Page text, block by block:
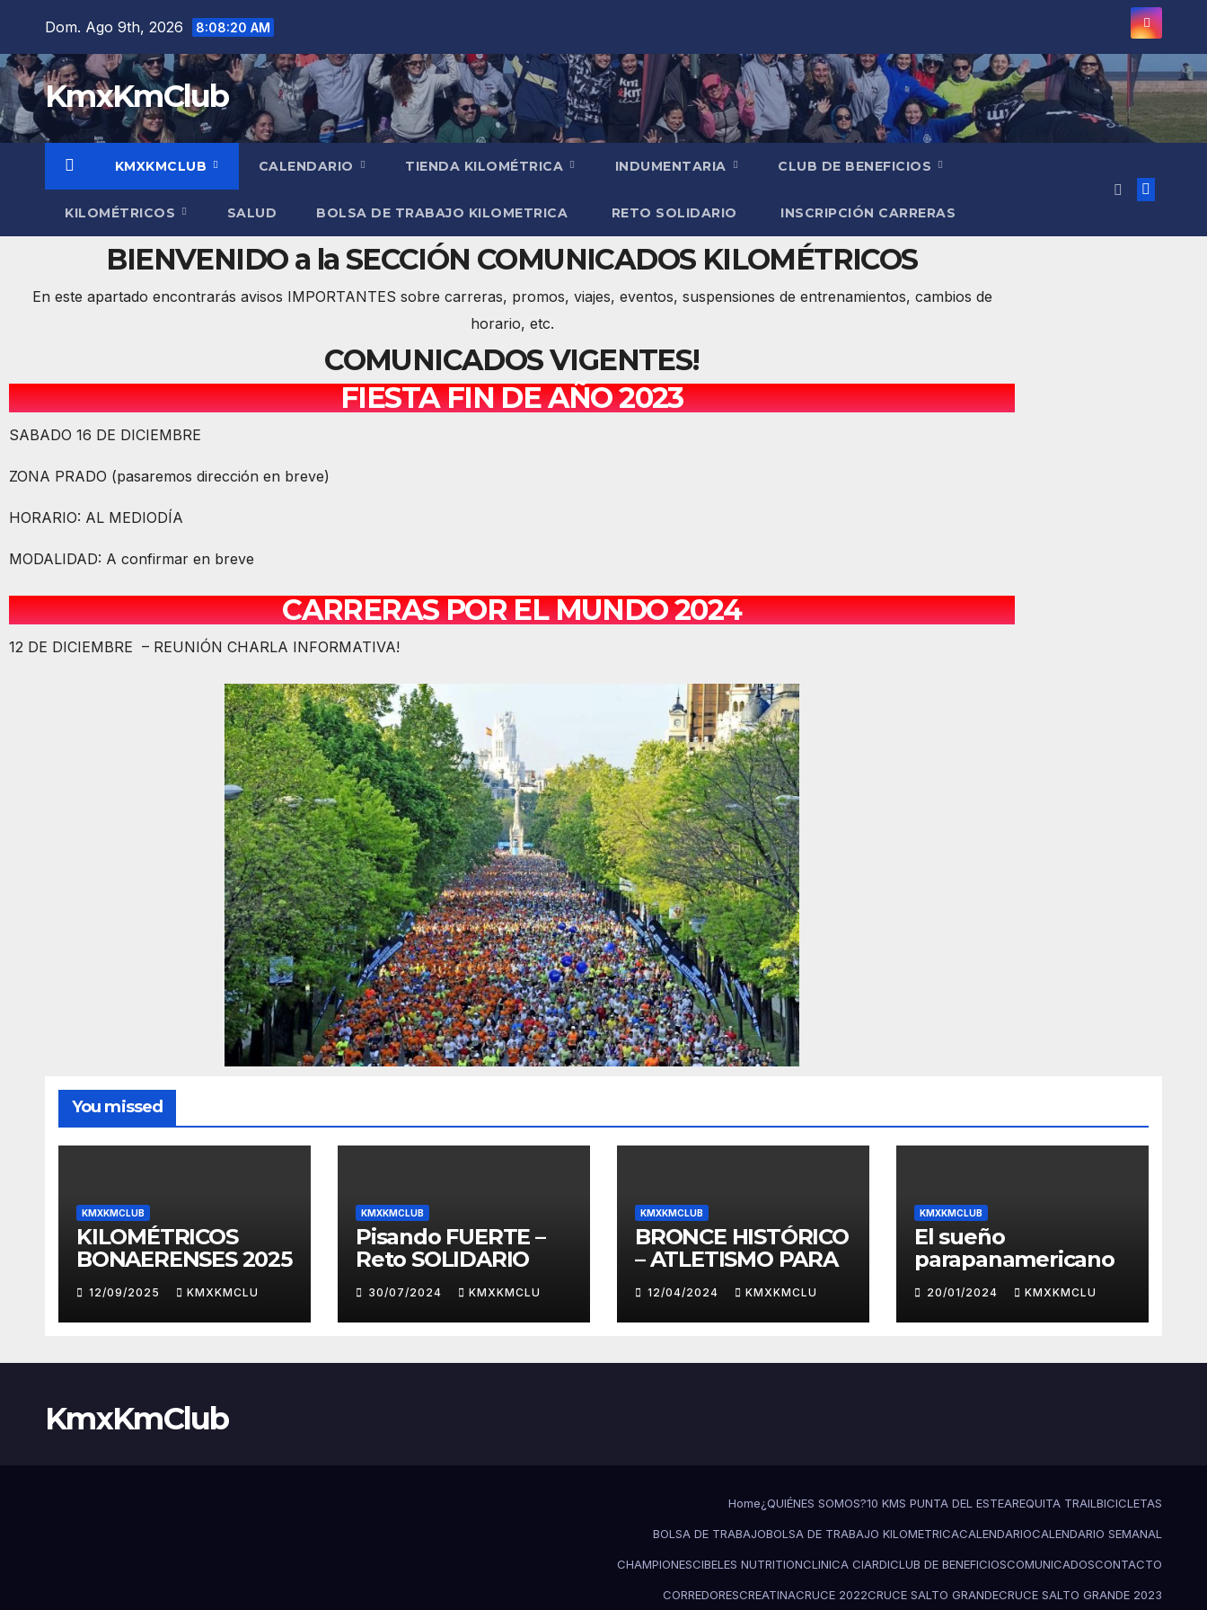
Dom. Ago 9th, 2026 8:08:21 AM
KmxKmClub
KMXKMCLUB CALENDARIO TIENDA KILOMÉTRICA INDUMENTARIA CLUB DE BENEFICIOS
KILOMÉTRICOS SALUD BOLSA DE TRABAJO KILOMETRICA RETO SOLIDARIO INSCRIPCIÓN CARRERAS
BIENVENIDO a la SECCIÓN COMUNICADOS KILOMÉTRICOS
En este apartado encontrarás avisos IMPORTANTES sobre carreras, promos, viajes, eventos, suspensiones de entrenamientos, cambios de
horario, etc.
COMUNICADOS VIGENTES!
FIESTA FIN DE AÑO 2023
SABADO 16 DE DICIEMBRE
ZONA PRADO (pasaremos dirección en breve)
HORARIO: AL MEDIODÍA
MODALIDAD: A confirmar en breve
CARRERAS POR EL MUNDO 2024
12 DE DICIEMBRE – REUNIÓN CHARLA INFORMATIVA!
You missed
KMXKMCLUB
KILOMÉTRICOS
BONAERENSES 2025
12/09/2025 KMXKMCLU
KMXKMCLUB
Pisando FUERTE –
Reto SOLIDARIO
30/07/2024 KMXKMCLU
KMXKMCLUB
BRONCE HISTÓRICO
– ATLETISMO PARA
12/04/2024 KMXKMCLU
KMXKMCLUB
El sueño
parapanamericano
20/01/2024 KMXKMCLU
KmxKmClub
Home¿QUIÉNES SOMOS?10 KMS PUNTA DEL ESTEAREQUITA TRAIL BICICLETAS
BOLSA DE TRABAJOBOLSA DE TRABAJO KILOMETRICACALENDARIOCALENDARIO SEMANAL
CHAMPIONESCIBELES NUTRITIONCLINICA CIARDICLUB DE BENEFICIOSCOMUNICADOSCONTACTO
CORREDORESCREATINACRUCE 2022CRUCE SALTO GRANDECRUCE SALTO GRANDE 2023